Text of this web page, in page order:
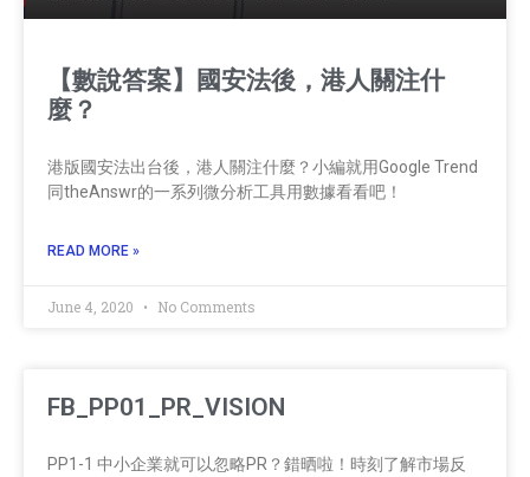
【數說答案】國安法後，港人關注什
麼？
港版國安法出台後，港人關注什麼？小編就用Google Trend
同theAnswr的一系列微分析工具用數據看看吧！
READ MORE »
June 4, 2020 No Comments
FB_PP01_PR_VISION
PP1-1 中小企業就可以忽略PR？錯晒啦！時刻了解市場反